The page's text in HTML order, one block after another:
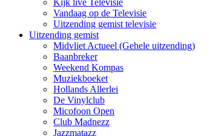
Vandaag op de Televisie
Uitzending gemist televisie
Uitzending gemist
Midvliet Actueel (Gehele uitzending)
Baanbreker
Weekend Kompas
Muziekboeket
Hollands Allerlei
De Vinylclub
Micofoon Open
Club Madnezz
Jazzmatazz